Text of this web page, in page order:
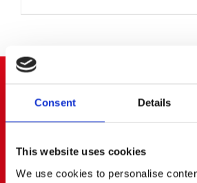
Consent Details
This website uses cookies
We use cookies to personalise
ARROYOMOLINOS
info@cerratoalquiler.es
Calle Fresadores Nº 62